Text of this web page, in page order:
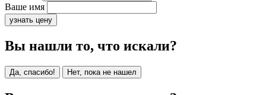
Ваше имя
узнать цену
Вы нашли то, что искали?
Да, спасибо! Нет, пока не нашел